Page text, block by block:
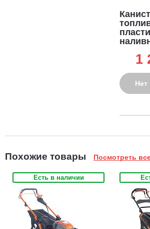
1
Нет
Похожие товары Посмотреть
Есть в наличии